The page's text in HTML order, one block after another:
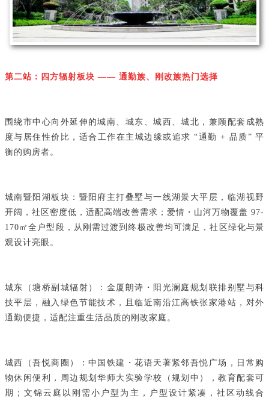
第二站：四方辐射板块 —— 通勤族、刚改族热门选择
围绕市中心向外延伸的城南、城东、城西、城北，兼顾配套成熟
度与居住性价比，适合工作在主城边缘或追求 “通勤 + 品质” 平
衡的购房者。
城南暨阳湖板块：暨阳府主打叠墅与一线湖景大平层，临湖视野
开阔，社区密度低，适配高端改善需求；爱情・山河万物覆盖 97-
170㎡全户型段，从刚需过渡到终极改善均可满足，社区绿化与景
观设计亮眼。
城东（塘桥副城辐射）：金厦朗诗・阳光澜庭规划联排别墅与科
技平层，融入绿色节能技术，且临近南沿江高铁张家港站，对外
通勤便捷，适配注重生活品质的刚改家庭。
城西（吾悦商圈）：中国铁建・花语天著紧邻吾悦广场，日常购
物休闲便利，周边规划华师大实验学校（规划中），教育配套可
期；文锦云庭以刚需小户型为主，户型设计紧凑，社区动线合